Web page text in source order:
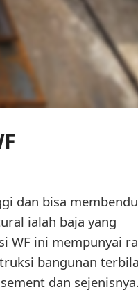
dan bisa
ialah baja yang
WF ini mempunyai
bangunan
dan sejenisnya.